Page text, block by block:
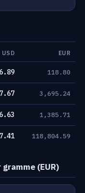
USD EUR
118.80
3,695.24
1,385.71
118,804.59
(EUR)